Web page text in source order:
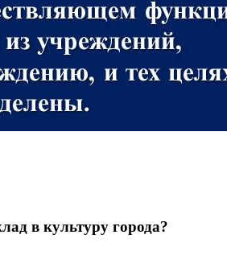
в культуру города?